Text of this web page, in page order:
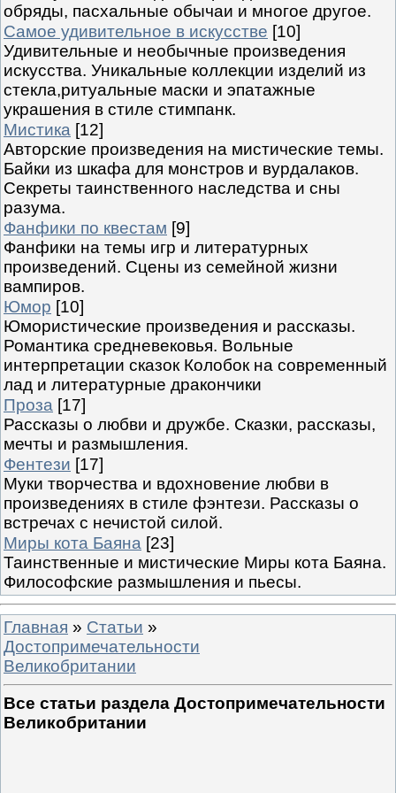
обряды, пасхальные обычаи и многое другое.
Самое удивительное в искусстве [10]
Удивительные и необычные произведения
искусства. Уникальные коллекции изделий из
стекла,ритуальные маски и эпатажные
украшения в стиле стимпанк.
Мистика [12]
Авторские произведения на мистические темы.
Байки из шкафа для монстров и вурдалаков.
Секреты таинственного наследства и сны
разума.
Фанфики по квестам [9]
Фанфики на темы игр и литературных
произведений. Сцены из семейной жизни
вампиров.
Юмор [10]
Юмористические произведения и рассказы.
Романтика средневековья. Вольные
интерпретации сказок Колобок на современный
лад и литературные дракончики
Проза [17]
Рассказы о любви и дружбе. Сказки, рассказы,
мечты и размышления.
Фентези [17]
Муки творчества и вдохновение любви в
произведениях в стиле фэнтези. Рассказы о
встречах с нечистой силой.
Миры кота Баяна [23]
Таинственные и мистические Миры кота Баяна.
Философские размышления и пьесы.
Главная » Статьи »
Достопримечательности
Великобритании
Все статьи раздела Достопримечательности
Великобритании